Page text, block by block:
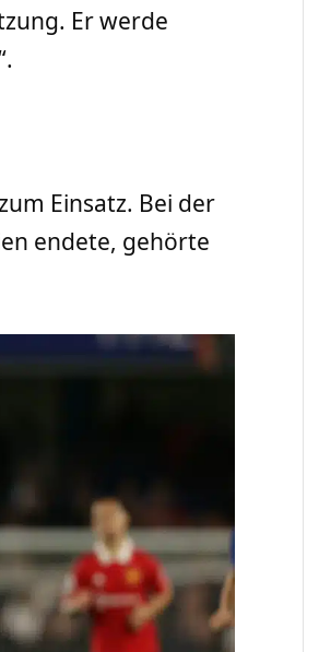
Er werde
Einsatz. Bei der
endete, gehörte